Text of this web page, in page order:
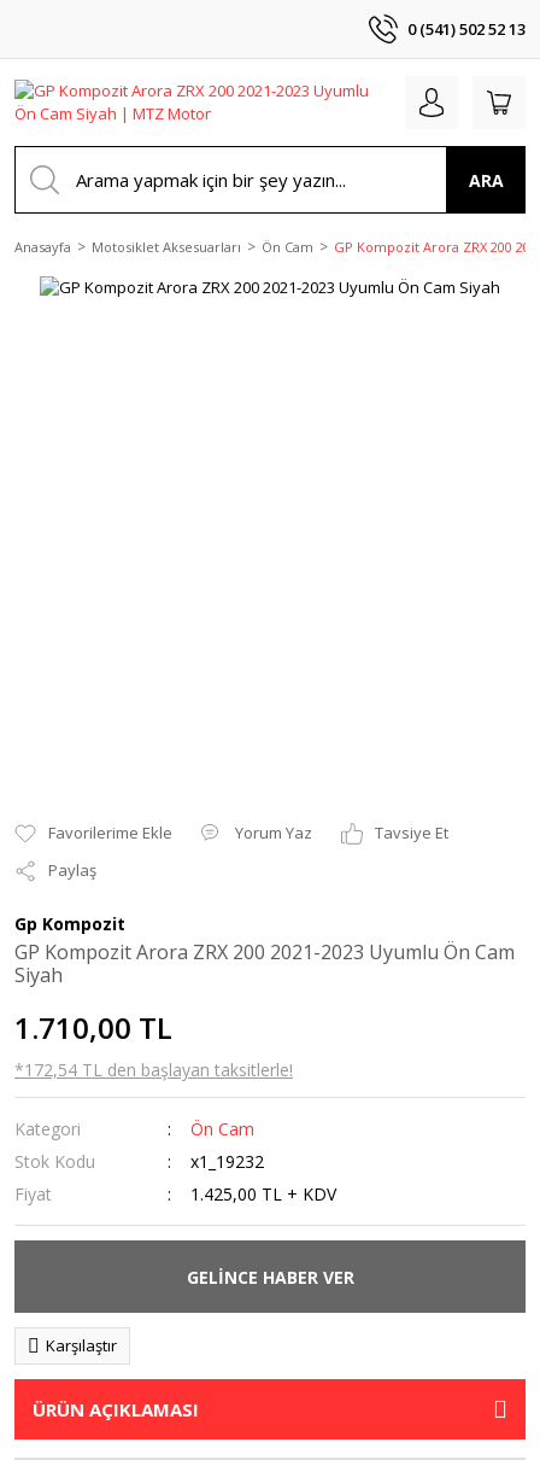
0 (541) 502 52 13
ARA
Anasayfa Motosiklet Aksesuarları Ön Cam GP Kompozit Arora ZRX 200
Yorum Yaz
Tavsiye Et
Paylaş
Gp Kompozit
GP Kompozit Arora ZRX 200 2021-2023 Uyumlu Ön Cam
Siyah
1.710,00 TL
*172,54 TL den başlayan taksitlerle!
Kategori
Ön Cam
Stok Kodu
x1_19232
Fiyat
1.425,00 TL + KDV
GELİNCE HABER VER
Karşılaştır
ÜRÜN AÇIKLAMASI